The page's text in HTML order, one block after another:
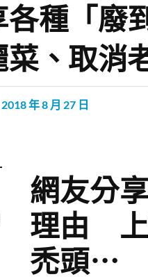
各種「
菜、取消
2018 年 8 月 27 日
網友分
理由 上
禿頭⋯